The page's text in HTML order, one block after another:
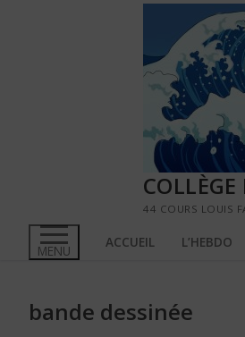
44 COURS LOUIS
MENU ACCUEIL L’HEBDO
bande dessinée